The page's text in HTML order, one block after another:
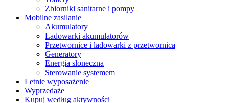
Zbiorniki sanitarne i pompy
Mobilne zasilanie
Akumulatory
Ladowarki akumulatorów
Przetwornice i ladowarki z przetwornica
Generatory
Energia sloneczna
Sterowanie systemem
Letnie wyposażenie
Wyprzedaże
Kupuj według aktywności